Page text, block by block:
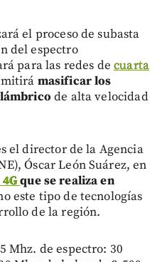
el proceso de subasta
del espectro
para las redes decuarta
masificar los
de alta velocidad
el director de la Agencia
Óscar León Suárez, en
que se realiza en
este tipo de tecnologías
de la región.
Mhz. de espectro: 30